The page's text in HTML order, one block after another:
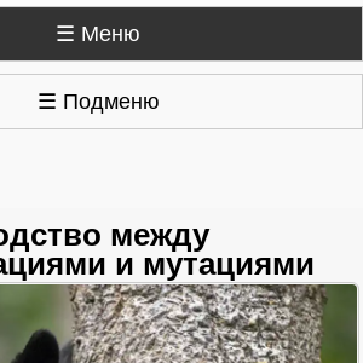
☰ Меню
☰ Подменю
между
и мутациями